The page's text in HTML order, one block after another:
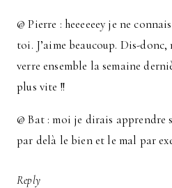
@ Pierre : heeeeeey je ne
toi. J’aime beaucoup. Dis-donc,
verre ensemble la semaine
plus vite !!
@ Bat : moi je dirais apprendre
par delà le bien et le mal par
Reply